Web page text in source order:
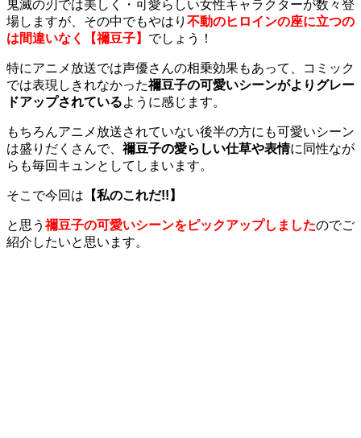
鬼滅の刃では美しく・可愛らしい女性キャラクターが数々登
場しますが、その中でもやはり 不動のヒロインの座に立つの
は間違いなく【禰豆子】 でしょう！
特にアニメ放送では声優さんの相乗効果もあって、コミック
では表現しきれなかった禰豆子の可愛いシーンがよりグレー
ドアップされているように感じます。
もちろんアニメ放送されていない後半の方にも可愛いシーン
は盛りだくさんで、 禰豆子の愛らしい仕草や表情に同性なが
らも毎回キュンとしてしまいます。
そこで今回は 【私のこれだ!!】
と思う 禰豆子の可愛いシーンをピックアップしましたのでご
紹介したいと思います。